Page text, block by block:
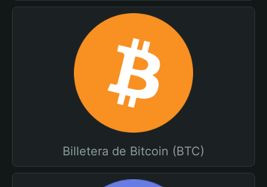
Billetera de Bitcoin (BTC)